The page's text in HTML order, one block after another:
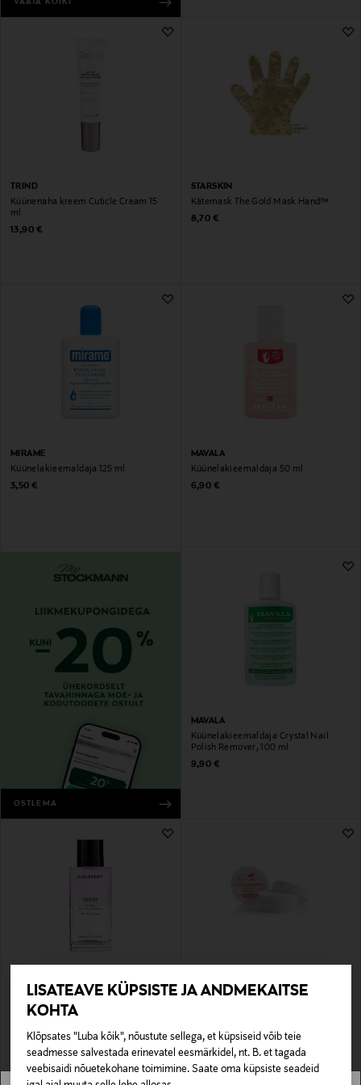
LISATEAVE KÜPSISTE JA ANDMEKAITSE
KOHTA
Klõpsates "Luba kõik", nõustute sellega, et küpsiseid võib teie
seadmesse salvestada erinevatel eesmärkidel, nt. B. et tagada
veebisaidi nõuetekohane toimimine. Saate oma küpsiste seadeid
VAATA KÕIKI
TRIND
Küünenaha kreem Cuticle Cream 15
ml
Original Price
13,90 €
STARSKIN
Kätemask The Gold Mask Hand™
Original Price
8,70 €
MIRAME
Küünelakieemaldaja 125 ml
Original Price
3,50 €
MAVALA
Küünelakieemaldaja 50 ml
Original Price
6,90 €
OSTLEMA
MAVALA
Küünelakieemaldaja Crystal Nail
Polish Remover, 100 ml
Original Price
9,90 €
NAILBERRY
Küünelakieemaldaja Clean Nail
Polish Remover Clean 100 ml
Original Price
27,50 €
MAVALA